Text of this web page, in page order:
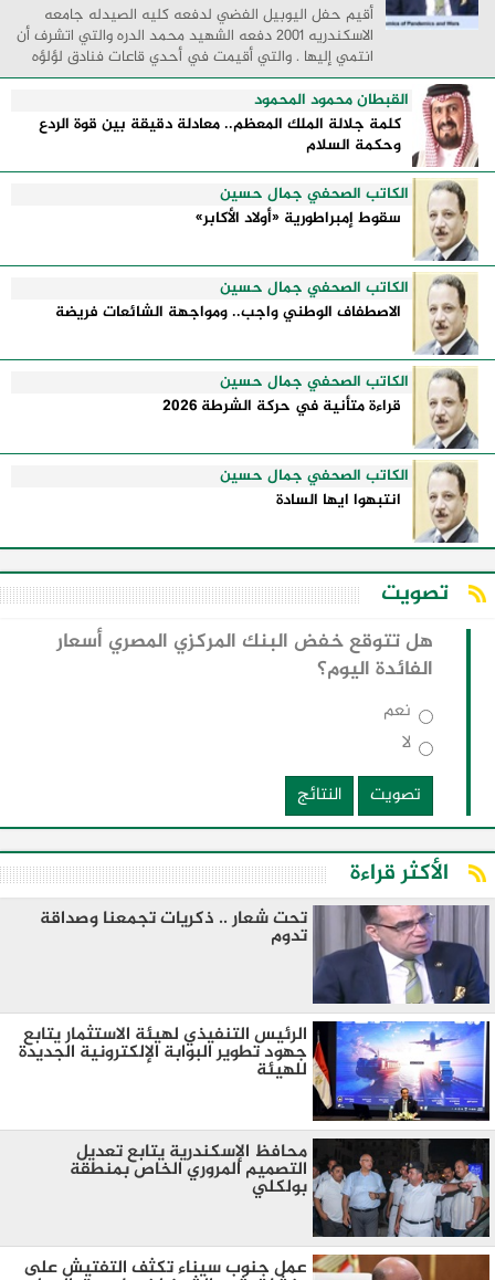
أقيم حفل اليوبيل الفضي لدفعه كليه الصيدله جامعه
الاسكندريه 2001 دفعه الشهيد محمد الدره والتي اتشرف أن
انتمي إليها . والتي أقيمت في أحدي قاعات فنادق لؤلؤه
البحر الأبيض المتوسط مدينه السحر والجمال ...
القبطان محمود المحمود
كلمة جلالة الملك المعظم.. معادلة دقيقة بين قوة الردع
وحكمة السلام
الكاتب الصحفي جمال حسين
سقوط إمبراطورية «أولاد الأكابر»
الكاتب الصحفي جمال حسين
الاصطفاف الوطني واجب.. ومواجهة الشائعات فريضة
الكاتب الصحفي جمال حسين
قراءة متأنية في حركة الشرطة 2026
الكاتب الصحفي جمال حسين
انتبهوا ايها السادة
تصويت
هل تتوقع خفض البنك المركزي المصري أسعار
الفائدة اليوم؟
نعم
لا
تصويت
النتائج
الأكثر قراءة
تحت شعار .. ذكريات تجمعنا وصداقة
تدوم
الرئيس التنفيذي لهيئة الاستثمار يتابع
جهود تطوير البوابة الإلكترونية الجديدة
للهيئة
محافظ الإسكندرية يتابع تعديل
التصميم المروري الخاص بمنطقة
بولكلي
عمل جنوب سيناء تكثف التفتيش على